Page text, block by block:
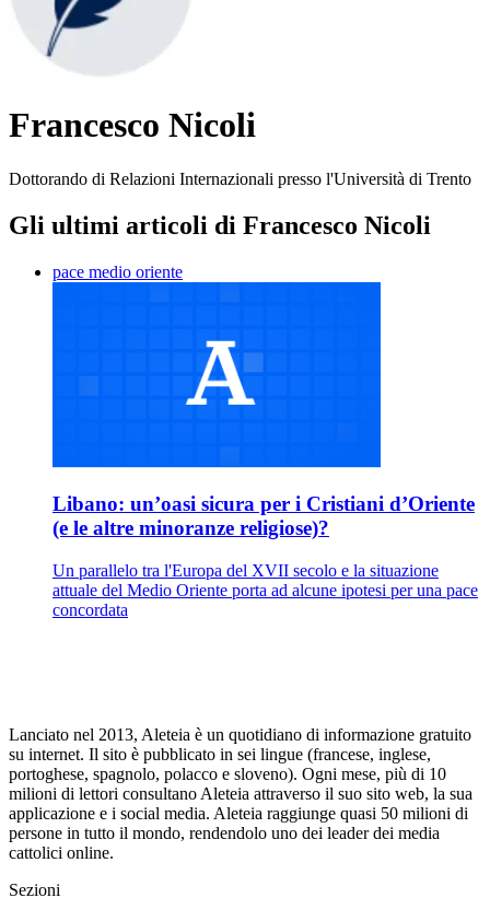
Francesco Nicoli
Dottorando di Relazioni Internazionali presso l'Università di Trento
Gli ultimi articoli di Francesco Nicoli
pace medio oriente
Libano: un’oasi sicura per i Cristiani d’Oriente
(e le altre minoranze religiose)?
Un parallelo tra l'Europa del XVII secolo e la situazione
attuale del Medio Oriente porta ad alcune ipotesi per una pace
concordata
Lanciato nel 2013, Aleteia è un quotidiano di informazione gratuito
su internet. Il sito è pubblicato in sei lingue (francese, inglese,
portoghese, spagnolo, polacco e sloveno). Ogni mese, più di 10
milioni di lettori consultano Aleteia attraverso il suo sito web, la sua
applicazione e i social media. Aleteia raggiunge quasi 50 milioni di
persone in tutto il mondo, rendendolo uno dei leader dei media
cattolici online.
Sezioni